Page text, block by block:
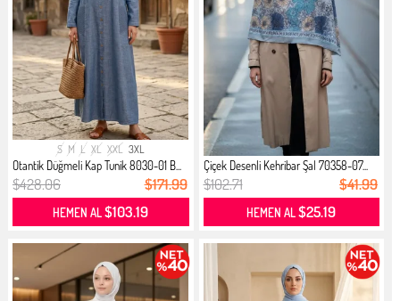
S M L XL XXL 3XL
Otantik Düğmeli Kap Tunik 8030-01 B...
$428.06 $171.99
HEMEN AL$103.19
Çiçek Desenli Kehribar Şal 70358-07...
$102.71 $41.99
HEMEN AL$25.19